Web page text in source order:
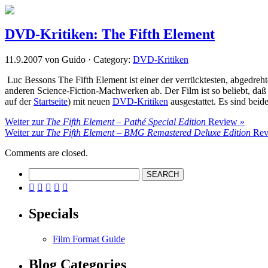
DVD-Kritiken: The Fifth Element
11.9.2007 von Guido · Category: DVD-Kritiken
Luc Bessons The Fifth Element ist einer der verrücktesten,
anderen Science-Fiction-Machwerken ab. Der Film ist so beliebt,
auf der Startseite) mit neuen DVD-Kritiken ausgestattet. Es sind
Weiter zur The Fifth Element – Pathé Special Edition Review »
Weiter zur The Fifth Element – BMG Remastered Deluxe Edition
Comments are closed.
    
Specials
Film Format Guide
Blog Categories